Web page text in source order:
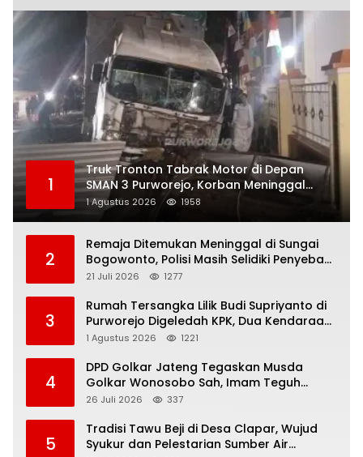
1
Truk Tronton Tabrak Motor di Depan
SMAN 3 Purworejo, Korban Meninggal
Dunia, Polisi Masih Selidiki Penyebab
1 Agustus 2026 1958
2
Remaja Ditemukan Meninggal di Sungai
Bogowonto, Polisi Masih Selidiki Penyebab
Kematian
21 Juli 2026 1277
3
Rumah Tersangka Lilik Budi Supriyanto di
Purworejo Digeledah KPK, Dua Kendaraan
Diamankan
1 Agustus 2026 1221
4
DPD Golkar Jateng Tegaskan Musda
Golkar Wonosobo Sah, Imam Teguh
Purnomo Terpilih Secara Aklamasi
26 Juli 2026 337
5
Tradisi Tawu Beji di Desa Clapar, Wujud
Syukur dan Pelestarian Sumber Air